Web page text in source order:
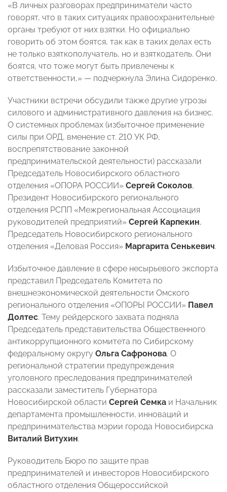
«В личных разговорах предприниматели часто
говорят, что в таких ситуациях правоохранительные
органы требуют от них взятки. Но официально
говорить об этом боятся, так как в таких делах есть
не только взяткополучатель, но и взяткодатель. Они
боятся, что тоже могут быть привлечены к
ответственности,» — подчеркнула Элина Сидоренко.
Участники встречи обсудили также другие угрозы
силового и административного давления на бизнес.
О системных проблемах (избыточное применение
силы при ОРД, вменение ст. 210 УК РФ,
воспрепятствование законной
предпринимательской деятельности) рассказали
Председатель Новосибирского областного
отделения «ОПОРА РОССИИ» Сергей Соколов,
Президент Новосибирского регионального
отделения РСПП «Межрегиональная Ассоциация
руководителей предприятий» Сергей Карпекин,
Председатель Новосибирского регионального
отделения «Деловая Россия» Маргарита Сенькевич.
Избыточное давление в сфере несырьевого экспорта
представил Председатель Комитета по
внешнеэкономической деятельности Омского
регионального отделения «ОПОРЫ РОССИИ» Павел
Долтес. Тему рейдерского захвата подняла
Председатель представительства Общественного
антикоррупционного комитета по Сибирскому
федеральному округу Ольга Сафронова. О
региональной стратегии предупреждения
уголовного преследования предпринимателей
рассказали заместитель Губернатора
Новосибирской области Сергей Семка и Начальник
департамента промышленности, инноваций и
предпринимательства мэрии города Новосибирска
Виталий Витухин.
Руководитель Бюро по защите прав
предпринимателей и инвесторов Новосибирского
областного отделения Общероссийской